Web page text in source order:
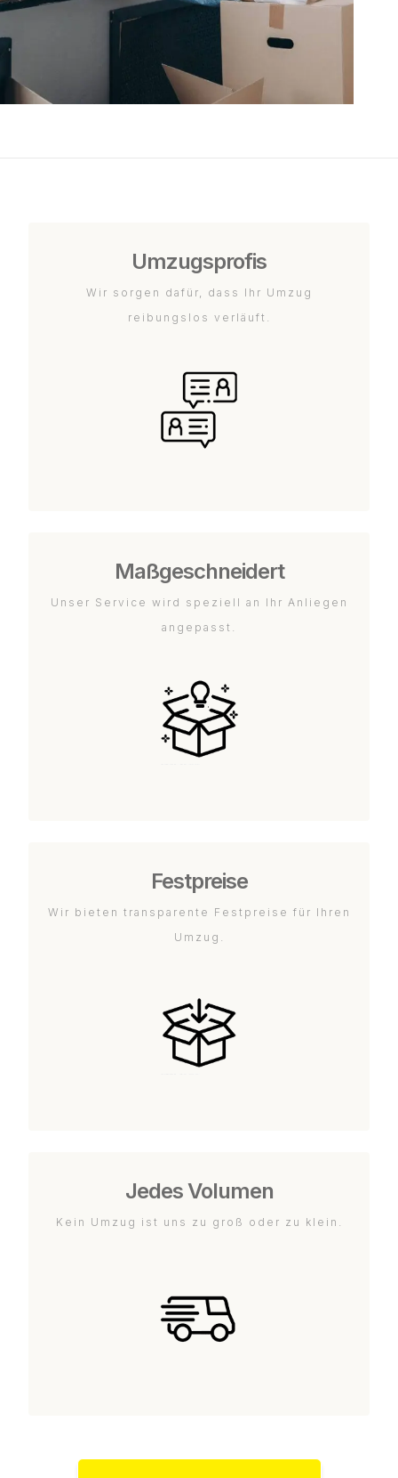
Umzugsprofis
Wir sorgen dafür, dass Ihr Umzug
reibungslos verläuft.
Maßgeschneidert
Unser Service wird speziell an Ihr Anliegen
angepasst.
Festpreise
Wir bieten transparente Festpreise für Ihren
Umzug.
Jedes Volumen
Kein Umzug ist uns zu groß oder zu klein.